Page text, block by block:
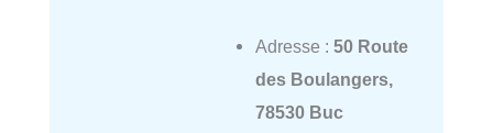
Adresse : 50 Route
des Boulangers,
78530 Buc